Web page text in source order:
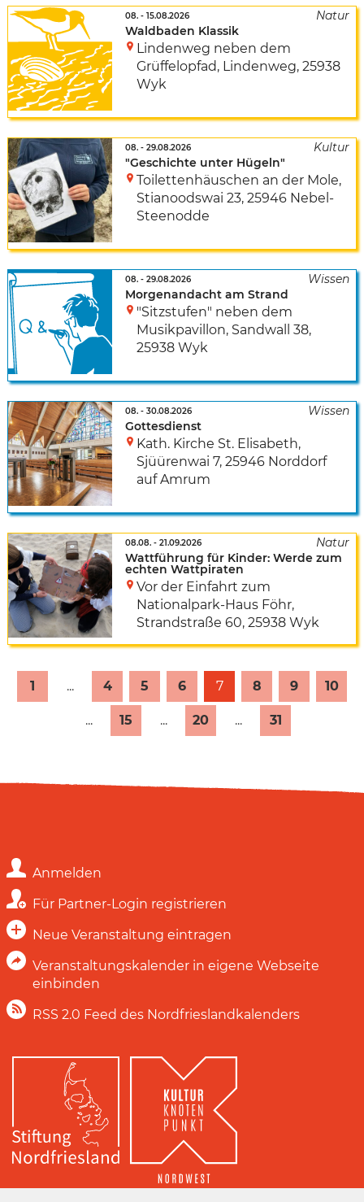
08. - 15.08.2026
Waldbaden Klassik
Lindenweg neben dem
Grüffelopfad, Lindenweg, 25938
Wyk
08. - 29.08.2026
"Geschichte unter Hügeln"
Toilettenhäuschen an der Mole,
Stianoodswai 23, 25946 Nebel-
Steenodde
08. - 29.08.2026
Morgenandacht am Strand
"Sitzstufen" neben dem
Musikpavillon, Sandwall 38,
25938 Wyk
08. - 30.08.2026
Gottesdienst
Kath. Kirche St. Elisabeth,
Sjüürenwai 7, 25946 Norddorf
auf Amrum
08.08. - 21.09.2026
Wattführung für Kinder: Werde zum
echten Wattpiraten
Vor der Einfahrt zum
Nationalpark-Haus Föhr,
Strandstraße 60, 25938 Wyk
1 ... 4 5 6 7 8 9 10
... 15 ... 20 ... 31
Anmelden
Für Partner-Login registrieren
Neue Veranstaltung eintragen
Veranstaltungskalender in eigene Webseite
einbinden
RSS 2.0 Feed des Nordfrieslandkalenders